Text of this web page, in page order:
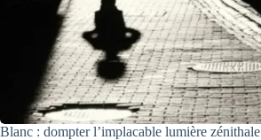
Blanc : dompter l’implacable lumière zénithale